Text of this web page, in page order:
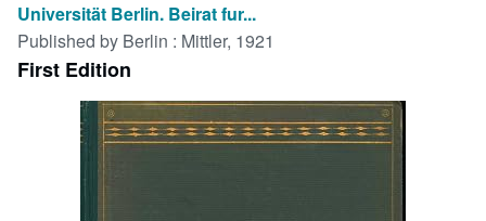
Advanced Search
Browse Collections
Art & Collectibles
Universität Berlin. Beirat fur...
Published by Berlin : Mittler, 1921
First Edition